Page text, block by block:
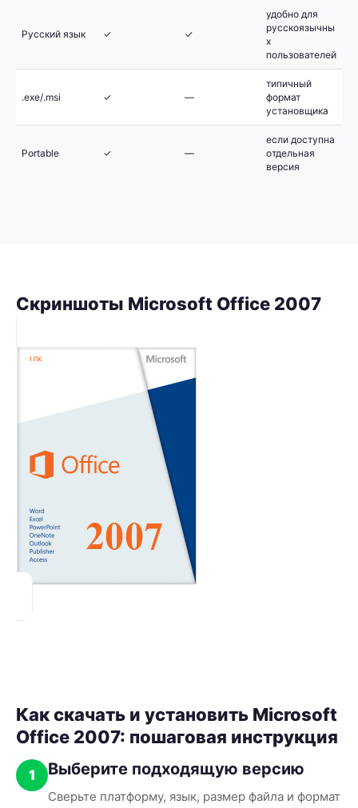
Русский язык ✓ ✓
удобно для
русскоязычны
х
пользователей
.exe/.msi ✓ —
типичный
формат
установщика
Portable ✓ —
если доступна
отдельная
версия
Скриншоты Microsoft Office 2007
Как скачать и установить Microsoft
Office 2007: пошаговая инструкция
1 Выберите подходящую версию
Сверьте платформу, язык, размер файла и формат